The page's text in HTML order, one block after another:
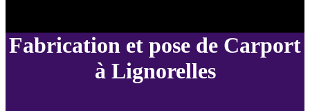
Fabrication et pose de Carport
à Lignorelles